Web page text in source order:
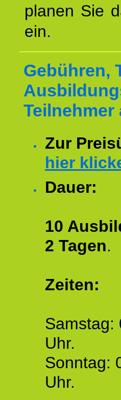
planen Sie
ein.
Gebühren,
Zur
hier
Dauer:
10
2 Tagen.
Zeiten:
Samstag:
Uhr.
Sonntag:
Uhr.